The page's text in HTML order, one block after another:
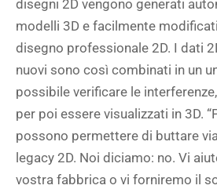
disegni 2D vengono generati
modelli 3D e facilmente
disegno professionale 2D. I dati
nuovi sono così combinati in un
possibile verificare le
per poi essere visualizzati in 3D.
possono permettere di buttare
legacy 2D. Noi diciamo: no. Vi
vostra fabbrica o vi forniremo il